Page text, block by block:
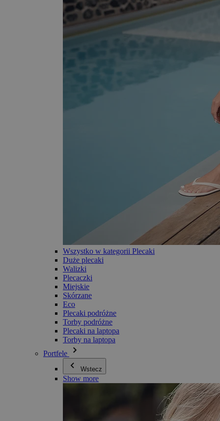
Wszystko w kategorii Plecaki
Duże plecaki
Walizki
Plecaczki
Miejskie
Skórzane
Eco
Plecaki podróżne
Torby podróżne
Plecaki na laptopa
Torby na laptopa
Portfele
Wstecz
Show more